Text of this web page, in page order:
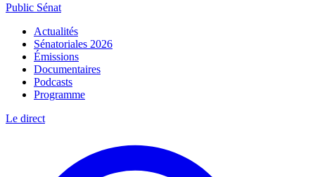
Public Sénat
Actualités
Sénatoriales 2026
Émissions
Documentaires
Podcasts
Programme
Le direct